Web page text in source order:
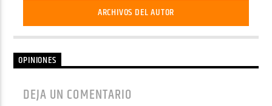
ARCHIVOS DEL AUTOR
OPINIONES
DEJA UN COMENTARIO